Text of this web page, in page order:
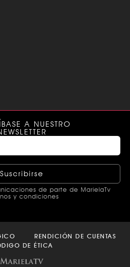
A NUESTRO
Suscribirse
de parte de MarielaTv
y condiciones
RENDICIÓN DE CUENTAS
DE ÉTICA